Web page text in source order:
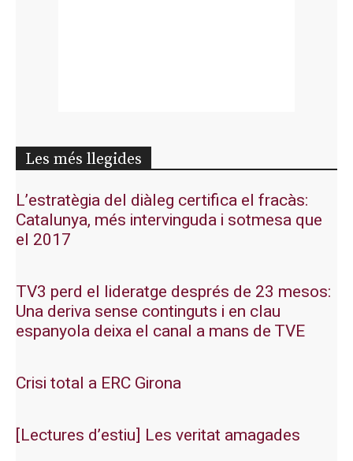
Les més llegides
L’estratègia del diàleg certifica el fracàs:
Catalunya, més intervinguda i sotmesa que
el 2017
TV3 perd el lideratge després de 23 mesos:
Una deriva sense continguts i en clau
espanyola deixa el canal a mans de TVE
Crisi total a ERC Girona
[Lectures d’estiu] Les veritat amagades